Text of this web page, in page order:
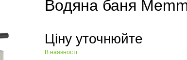
Водяна баня
Ціну уточнюйте
В наявності